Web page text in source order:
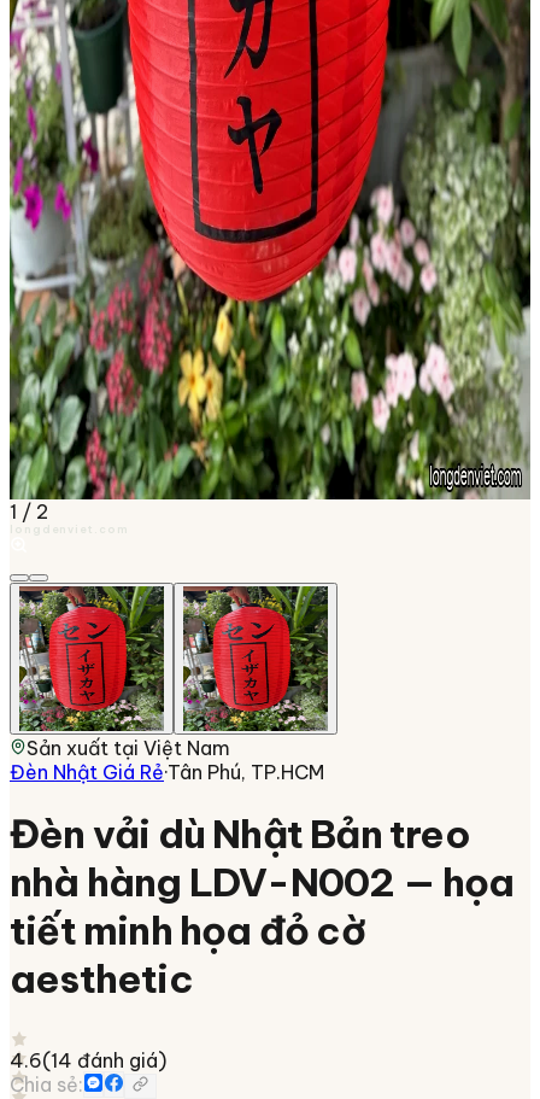
1 / 2
longdenviet.com
Sản xuất tại Việt Nam
Đèn Nhật Giá Rẻ·Tân Phú, TP.HCM
Đèn vải dù Nhật Bản treo
nhà hàng LDV-N002 — họa
tiết minh họa đỏ cờ
aesthetic
4.6(14 đánh giá)
Chia sẻ: